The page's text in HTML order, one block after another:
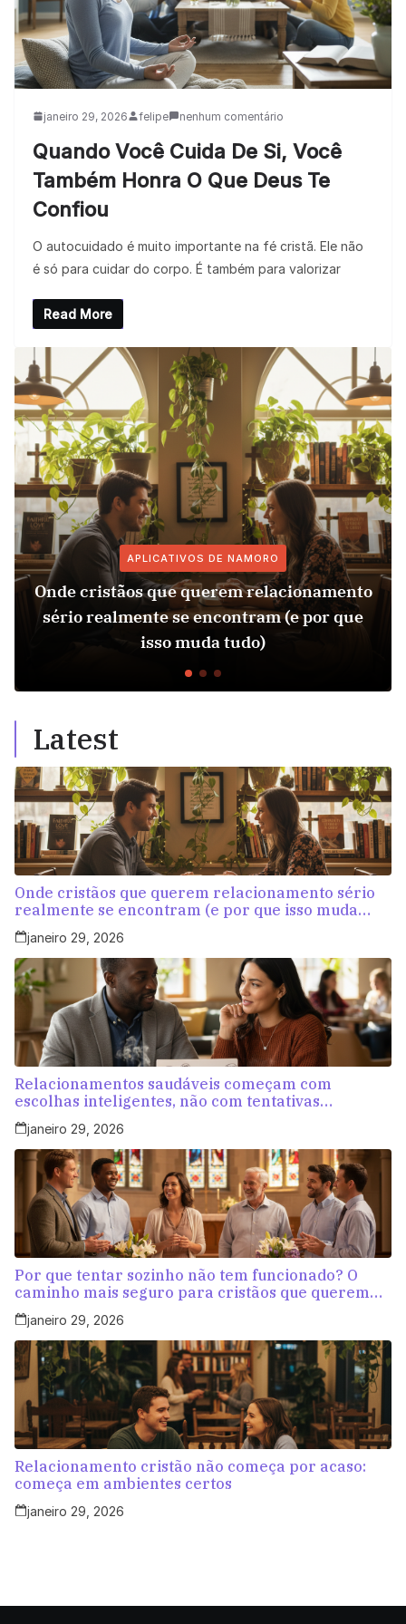
janeiro 29, 2026 felipe nenhum comentário
Quando Você Cuida De Si, Você
Também Honra O Que Deus Te
Confiou
O autocuidado é muito importante na fé cristã. Ele não
é só para cuidar do corpo. É também para valorizar
Read More
APLICATIVOS DE NAMORO
Onde cristãos que querem relacionamento
sério realmente se encontram (e por que
isso muda tudo)
Latest
Onde cristãos que querem relacionamento sério
realmente se encontram (e por que isso muda
tudo)
janeiro 29, 2026
Relacionamentos saudáveis começam com
escolhas inteligentes, não com tentativas
aleatórias
janeiro 29, 2026
Por que tentar sozinho não tem funcionado? O
caminho mais seguro para cristãos que querem
amar com propósito
janeiro 29, 2026
Relacionamento cristão não começa por acaso:
começa em ambientes certos
janeiro 29, 2026